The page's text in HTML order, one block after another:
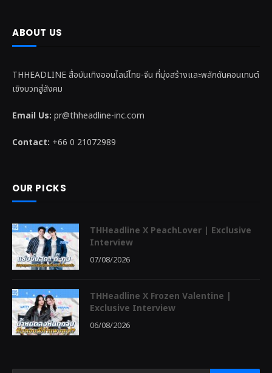
ABOUT US
THHEADLINE สื่อบันเทิงออนไลน์ไทย-จีน ที่มุ่งสร้างและพลักดันคอนเทนต์
เชิงบวกสู่สังคม
Email Us: pr@thheadline-inc.com
Contact: +66 0 21072989
OUR PICKS
THHeadline X PeachLover | Exclusive
Interview
07/08/2026
THHeadline X Frozen Valentine |
Exclusive Interview
06/08/2026